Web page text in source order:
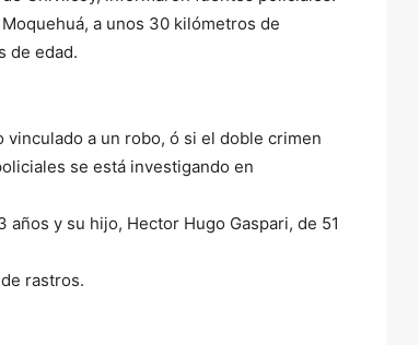
a unos 30 kilómetros de
de edad.
a un robo, ó si el doble crimen
se está investigando en
y su hijo, Hector Hugo Gaspari, de 51
rastros.